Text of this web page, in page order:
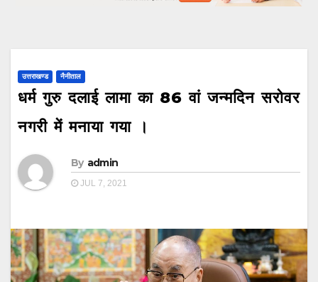
उत्तराखण्ड नैनीताल
धर्म गुरु दलाई लामा का 86 वां जन्मदिन सरोवर
नगरी में मनाया गया ।
By admin
JUL 7, 2021